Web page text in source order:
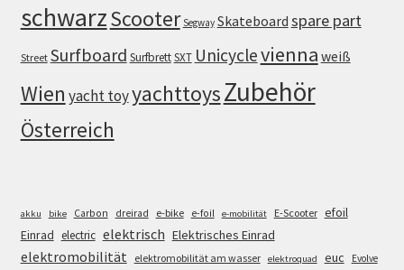
schwarzScooter Segway Skateboard spare part
Street Surfboard SurfbrettSXT Unicyclevienna weiß
Wien yacht toyyachttoysZubehör
Österreich
akku bike Carbon dreirad e-bike e-foil e-mobilität E-Scooter efoil
Einrad electric elektrisch Elektrisches Einrad
elektromobilität elektromobilität am wasser elektroquad euc
Evolve